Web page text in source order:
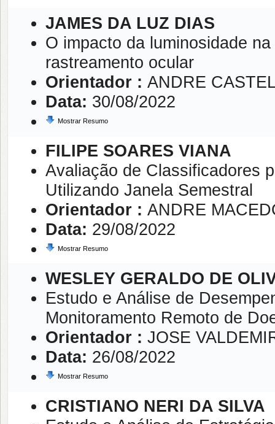
JAMES DA LUZ DIAS
O impacto da luminosidade
rastreamento ocular
Orientador : ANDRE
Data: 30/08/2022
Mostrar Resumo
FILIPE SOARES VIANA
Avaliação de Classificadores
Utilizando Janela Semestral
Orientador : ANDRE
Data: 29/08/2022
Mostrar Resumo
WESLEY GERALDO DE
Estudo e Análise de
Monitoramento Remoto de
Orientador : JOSE
Data: 26/08/2022
Mostrar Resumo
CRISTIANO NERI DA SILVA